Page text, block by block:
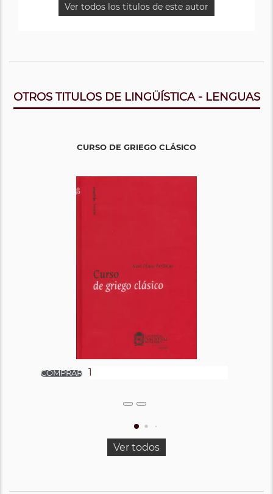
Ver todos los titulos de este autor
OTROS TITULOS DE LINGÜÍSTICA - LENGUAS
CURSO DE GRIEGO CLÁSICO
Ver todos